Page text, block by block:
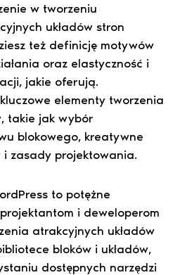
w tworzeniu
układów stron
też definicję motywów
oraz elastyczność i
jakie oferują.
elementy tworzenia
takie jak wybór
blokowego, kreatywne
zasady projektowania.
to potężne
i deweloperom
atrakcyjnych układów
bloków i układów,
dostępnych narzędzi